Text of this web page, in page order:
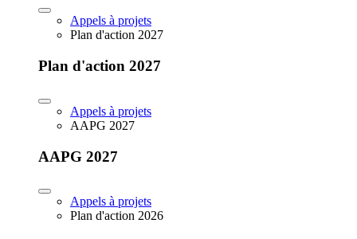
Appels à projets
Plan d'action 2027
Plan d'action 2027
Appels à projets
AAPG 2027
AAPG 2027
Appels à projets
Plan d'action 2026